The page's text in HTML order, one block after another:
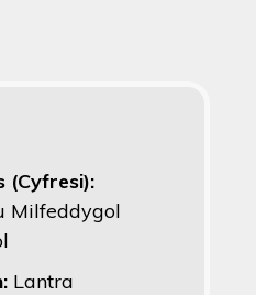
(Cyfresi):
Milfeddygol
Lantra